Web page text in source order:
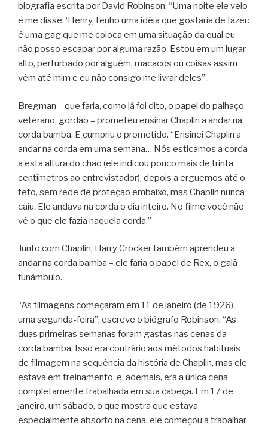
biografia escrita por David Robinson: “Uma noite ele veio
e me disse: ‘Henry, tenho uma idéia que gostaria de fazer:
é uma gag que me coloca em uma situação da qual eu
não posso escapar por alguma razão. Estou em um lugar
alto, perturbado por alguém, macacos ou coisas assim
vêm até mim e eu não consigo me livrar deles’”.
Bregman – que faria, como já foi dito, o papel do palhaço
veterano, gordão – prometeu ensinar Chaplin a andar na
corda bamba. E cumpriu o prometido. “Ensinei Chaplin a
andar na corda em uma semana… Nós esticamos a corda
a esta altura do chão (ele indicou pouco mais de trinta
centímetros ao entrevistador), depois a erguemos até o
teto, sem rede de proteção embaixo, mas Chaplin nunca
caiu. Ele andava na corda o dia inteiro. No filme você não
vê o que ele fazia naquela corda.”
Junto com Chaplin, Harry Crocker também aprendeu a
andar na corda bamba – ele faria o papel de Rex, o galã
funâmbulo.
“As filmagens começaram em 11 de janeiro (de 1926),
uma segunda-feira”, escreve o biógrafo Robinson. “As
duas primeiras semanas foram gastas nas cenas da
corda bamba. Isso era contrário aos métodos habituais
de filmagem na sequência da história de Chaplin, mas ele
estava em treinamento, e, ademais, era a única cena
completamente trabalhada em sua cabeça. Em 17 de
janeiro, um sábado, o que mostra que estava
especialmente absorto na cena, ele começou a trabalhar